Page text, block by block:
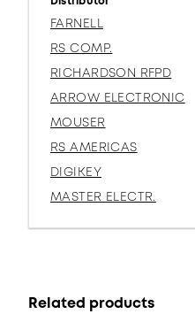
FARNELL
RS COMP.
RICHARDSON RFPD
ARROW ELECTRONIC
MOUSER
RS AMERICAS
DIGIKEY
MASTER ELECTR.
Related products